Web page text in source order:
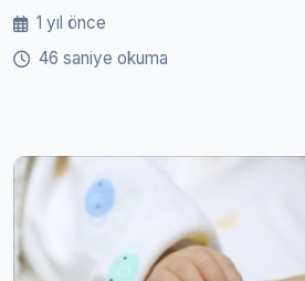
1 yıl önce
46 saniye okuma